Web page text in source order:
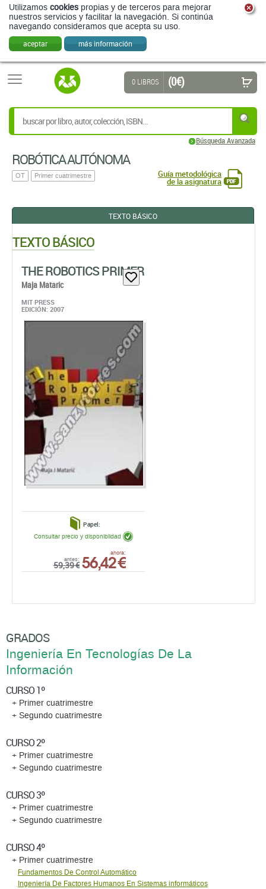
Utilizamos cookies propias y de terceros para mejorar
nuestros servicios y facilitar la navegación. Si continúa
navegando consideramos que acepta su uso.
aceptar más información
Búsqueda Avanzada
0 LIBROS (0 €)
ROBÓTICA AUTÓNOMA
OT Primer cuatrimestre Guía metodológica
de la asignatura
TEXTO BÁSICO
TEXTO BÁSICO
THE ROBOTICS PRIMER
Maja Mataric
MIT PRESS
EDICIÓN: 2007
Papel:
antes:
59,39 €
ahora:
56,42 €
Consultar precio y disponiblidad
GRADOS
Ingeniería En Tecnologías De La
Información
CURSO 1º
+ Primer cuatrimestre
+ Segundo cuatrimestre
CURSO 2º
+ Primer cuatrimestre
+ Segundo cuatrimestre
CURSO 3º
+ Primer cuatrimestre
+ Segundo cuatrimestre
CURSO 4º
+ Primer cuatrimestre
Fundamentos De Control Automático
Ingeniería De Factores Humanos En Sistemas informáticos